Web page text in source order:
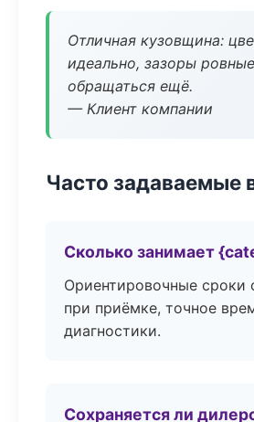
Отличная кузовщина:
идеально, зазоры
обращаться ещё.
— Клиент компании
Часто задаваемые
Сколько занимает
Ориентировочные сроки
при приёмке, точное
диагностики.
Сохраняется ли